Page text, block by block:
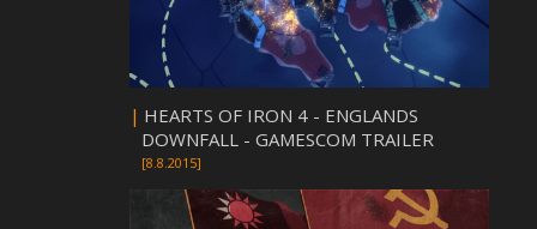
| HEARTS OF IRON 4 - ENGLANDS
DOWNFALL - GAMESCOM TRAILER
[8.8.2015]